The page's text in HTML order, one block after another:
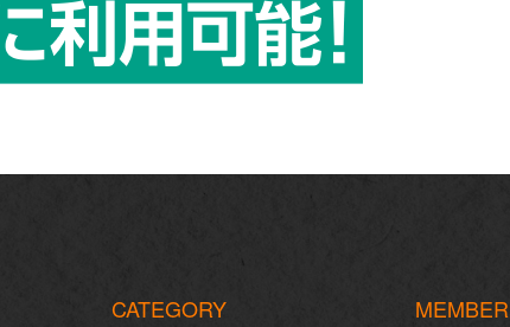
CATEGORY MEMBER